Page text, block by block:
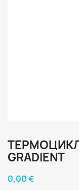
GRADIENT
0,00 €